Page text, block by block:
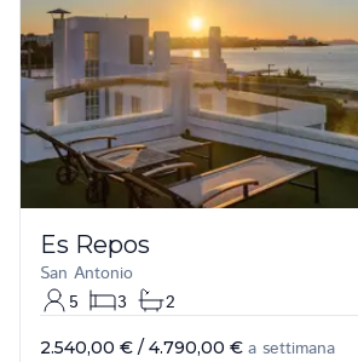
Es Repos
San Antonio
5
3 2
2.540,00 € / 4.790,00 € a settimana